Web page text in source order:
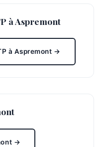
à Aspremont
à Aspremont →
→